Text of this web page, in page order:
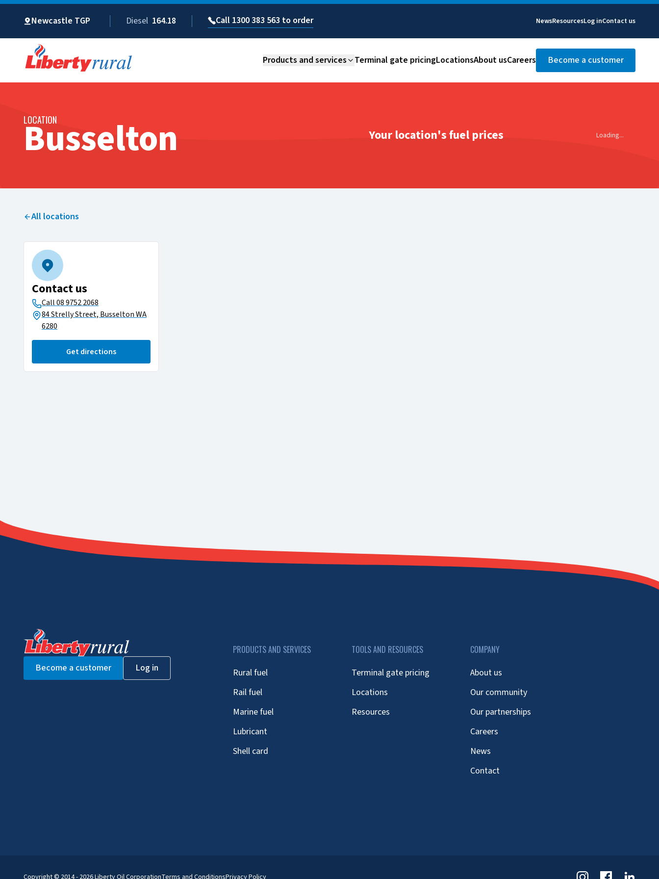
Newcastle TGP Diesel 164.18 Call 1300 383 563 to order NewsResourcesLog inContact us
Products and services Terminal gate pricingLocationsAbout usCareers Become a customer
LOCATION
Busselton​​​​‌ ‍ ​‍​‍‌‍ ‌ ​‍‌‍‍‌‌‍‌ ‌‍‍‌‌‍ ‍​‍​‍​ ‍‍​‍​‍‌ ​ ‌‍​‌‌‍ ‍‌‍‍‌‌ ‌​‌ ‍‌​‍ ‍‌‍‍‌‌‍ ​‍​‍​‍ ​​‍​‍‌‍‍​‌ ​‍‌‍‌‌‌‍‌‍​‍​‍​ ‍‍​‍​‍‌‍‍​‌ ‌​‌ ‌​‌ ​​‌ ​ ​ ‍‍​‍ ​‍ ‌‍ ​‌‍‍‌‌‍​‍‌‍‌‌‌ ​‍‌ ‌​‌ ‍‌​‍ ‌‌ ​ ‌ ‌​‌ ‌‌‌‍‌​‌‍‍‌‌‍ ​‍ ‍‌ ‌‍‌‍‌‌‌ ​‍‌‍​ ‌‍‌‌‌‍ ​​‍ ‍‌‍​‌‌ ​​‌ ​​​‍ ‌‍‍‌‌‍ ‍‌ ‌​‌‍‌‌‌‍ ‍‌ ‌​​‍ ‌‍‌‌‌‍‌​‌‍‍‌‌ ‌​​‍ ‌‍ ‌‌‍ ‌‍‌​‌‍‌‌​ ‌‌ ​​‌ ​‍‌‍‌‌‌ ​ ‌‍‌‌‌‍ ‍‌ ‌​‌‍​‌‌ ‌​‌‍‍‌‌‍ ‌‍ ‍​ ‍ ‌‍‍‌‌‍‌​​ ‌‌‍ ​‌‍ ‌‍​ ‌‍​‌‌ ‌​‌‍‍‌‌‍ ‌‍ ‍​‍ ‌‌‍​‍‌ ‌‌‌ ​ ‌ ​ ‌‍‌‌‌‍ ​‌ ‌​‌‍ ‌‍ ‍​ ‍ ‌ ‌​‌ ‍‌‌ ​​‌‍‌‌​ ‌‌‍ ​‌‍ ‌‍​ ‌‍​‌‌ ‌​‌‍‍‌‌‍ ‌‍ ‍​ ‍ ‌ ​​‌‍​‌‌ ‌​‌‍‍​​ ‌‌‍ ‍‌‍​‌‌‍ ‌‌‍‌‌​ ‌‍​‍‌‍​‌‌ ​ ‌‍‌‌‌‌‌‌‌ ​‍‌‍ ​​ ‌‌‍‍​‌ ‌​‌ ‌​‌ ​​‌ ​ ​‍‌‌​ ​ ‌​​‌​‍‌‌​ ​‍‌​‌‍​‍‌‌​ ​‍‌​‌‍‌‍ ​‌‍‍‌‌‍​‍‌‍‌‌‌ ​‍‌ ‌​‌ ‍‌​‍ ‌‌ ​ ‌ ‌​‌ ‌‌‌‍‌​‌‍‍‌‌‍ ​‍ ‍‌ ‌‍‌‍‌‌‌ ​‍‌‍​ ‌‍‌‌‌‍ ​​‍ ‍‌‍​‌‌ ​​‌ ​​​‍‌‍‌‍‍‌‌‍‌​​ ‌‌‍ ​‌‍ ‌‍​ ‌‍​‌‌ ‌​‌‍‍‌‌‍ ‌‍ ‍​‍ ‌‌‍​‍‌ ‌‌‌ ​ ‌ ​ ‌‍‌‌‌‍ ​‌ ‌​‌‍ ‌‍ ‍​‍‌‍‌ ‌​‌ ‍‌‌ ​​‌‍‌‌​ ‌‌‍ ​‌‍ ‌‍​ ‌‍​‌‌ ‌​‌‍‍‌‌‍ ‌‍ ‍​‍‌‍‌ ​​‌‍​‌‌ ‌​‌‍‍​​ ‌‌‍ ‍‌‍​‌‌‍ ‌‌‍‌‌​‍‌‍‌ ​​‌‍‌‌‌ ​‍‌ ​ ‌ ​​‌‍‌‌‌‍​ ‌ ‌​‌‍‍‌‌ ‌‍‌‍‌‌​ ‌‌ ​​‌ ‌‌‌‍​‍‌‍ ​‌‍‍‌‌ ​ ‌‍‍​‌‍‌‌‌‍‌​​‍​‍‌ ‌ Your location's fuel prices Loading...
All locations
Contact us
Call08 9752 2068​​​​‌ ‍ ​‍​‍‌‍ ‌ ​‍‌‍‍‌‌‍‌ ‌‍‍‌‌‍ ‍​‍​‍​ ‍‍​‍​‍‌ ​ ‌‍​‌‌‍ ‍‌‍‍‌‌ ‌​‌ ‍‌​‍ ‍‌‍‍‌‌‍ ​‍​‍​‍ ​​‍​‍‌‍‍​‌ ​‍‌‍‌‌‌‍‌‍​‍​‍​ ‍‍​‍​‍‌‍‍​‌ ‌​‌ ‌​‌ ​​‌ ​ ​ ‍‍​‍ ​‍ ‌‍ ​‌‍‍‌‌‍​‍‌‍‌‌‌ ​‍‌ ‌​‌ ‍‌​‍ ‌‌ ​ ‌ ‌​‌ ‌‌‌‍‌​‌‍‍‌‌‍ ​‍ ‍‌ ‌‍‌‍‌‌‌ ​‍‌‍​ ‌‍‌‌‌‍ ​​‍ ‍‌‍​‌‌ ​​‌ ​​​‍ ‌‍‍‌‌‍ ‍‌ ‌​‌‍‌‌‌‍ ‍‌ ‌​​‍ ‌‍‌‌‌‍‌​‌‍‍‌‌ ‌​​‍ ‌‍ ‌‌‍ ‌‍‌​‌‍‌‌​ ‌‌ ​​‌ ​‍‌‍‌‌‌ ​ ‌‍‌‌‌‍ ‍‌ ‌​‌‍​‌‌ ‌​‌‍‍‌‌‍ ‌‍ ‍​ ‍ ‌‍‍‌‌‍‌​​ ‌‌‍ ​‌‍ ‌‍​ ‌‍​‌‌ ‌​‌‍‍‌‌‍ ‌‍ ‍​‍ ‌‌‍​‍‌ ‌‌‌ ​ ‌ ​ ‌‍‌‌‌‍ ​‌ ‌​‌‍ ‌‍ ‍​ ‍ ‌ ‌​‌ ‍‌‌ ​​‌‍‌‌​ ‌‌‍ ​‌‍ ‌‍​ ‌‍​‌‌ ‌​‌‍‍‌‌‍ ‌‍ ‍​ ‍ ‌ ​​‌‍​‌‌ ‌​‌‍‍​​ ‌‌ ​​‌‍‍​‌‍ ‌‍ ‍‌‍‌‌‌​ ‍‌ ‌‌‌‍ ‌‌‍​‍‌‍‌‌‌ ​‍​ ‌‍​‍‌‍​‌‌ ​ ‌‍‌‌‌‌‌‌‌ ​‍‌‍ ​​ ‌‌‍‍​‌ ‌​‌ ‌​‌ ​​‌ ​ ​‍‌‌​ ​ ‌​​‌​‍‌‌​ ​‍‌​‌‍​‍‌‌​ ​‍‌​‌‍‌‍ ​‌‍‍‌‌‍​‍‌‍‌‌‌ ​‍‌ ‌​‌ ‍‌​‍ ‌‌ ​ ‌ ‌​‌ ‌‌‌‍‌​‌‍‍‌‌‍ ​‍ ‍‌ ‌‍‌‍‌‌‌ ​‍‌‍​ ‌‍‌‌‌‍ ​​‍ ‍‌‍​‌‌ ​​‌ ​​​‍‌‍‌‍‍‌‌‍‌​​ ‌‌‍ ​‌‍ ‌‍​ ‌‍​‌‌ ‌​‌‍‍‌‌‍ ‌‍ ‍​‍ ‌‌‍​‍‌ ‌‌‌ ​ ‌ ​ ‌‍‌‌‌‍ ​‌ ‌​‌‍ ‌‍ ‍​‍‌‍‌ ‌​‌ ‍‌‌ ​​‌‍‌‌​ ‌‌‍ ​‌‍ ‌‍​ ‌‍​‌‌ ‌​‌‍‍‌‌‍ ‌‍ ‍​‍‌‍‌ ​​‌‍​‌‌ ‌​‌‍‍​​ ‌‌ ​​‌‍‍​‌‍ ‌‍ ‍‌‍‌‌‌​ ‍‌ ‌‌‌‍ ‌‌‍​‍‌‍‌‌‌ ​‍​‍‌‍‌ ​​‌‍‌‌‌ ​‍‌ ​ ‌ ​​‌‍‌‌‌‍​ ‌ ‌​‌‍‍‌‌ ‌‍‌‍‌‌​ ‌‌ ​​‌ ‌‌‌‍​‍‌‍ ​‌‍‍‌‌ ​ ‌‍‍​‌‍‌‌‌‍‌​​‍​‍‌ ‌
84 Strelly Street, Busselton WA
6280
Get directions
Become a customer Log in
PRODUCTS AND SERVICES
Rural fuel
Rail fuel
Marine fuel
Lubricant
Shell card
TOOLS AND RESOURCES
Terminal gate pricing
Locations
Resources
COMPANY
About us
Our community
Our partnerships
Careers
News
Contact
Copyright © 2014 - 2026 Liberty Oil CorporationTerms and ConditionsPrivacy Policy